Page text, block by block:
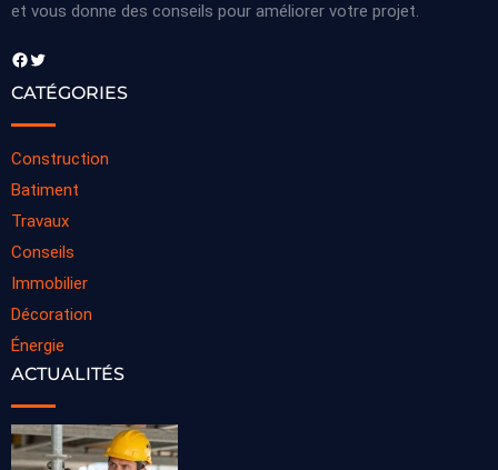
et vous donne des conseils pour améliorer votre projet.
Facebook Twitter
CATÉGORIES
Construction
Batiment
Travaux
Conseils
Immobilier
Décoration
Énergie
ACTUALITÉS